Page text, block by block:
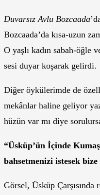
Duvarsız Avlu Bozcaada
Bozcaada’da kısa-uzun
O yaşlı kadın sabah-öğle
sesi duyar koşarak gelirdi.
Diğer öykülerimde de
mekânlar haline geliyor
hüzün var mı diye
“Üsküp’ün İçinde
bahsetmenizi istesek
Görsel, Üsküp